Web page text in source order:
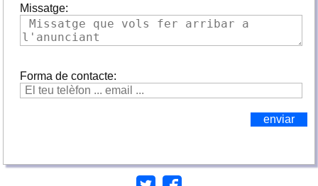
Missatge:
Forma de contacte: